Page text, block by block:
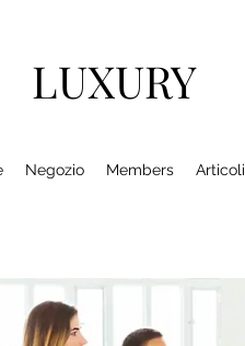
LUXURY
Negozio Members Articoli